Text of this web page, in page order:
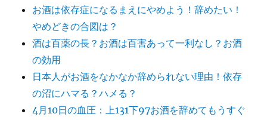
お酒は依存症になるまえにやめよう！辞めたい！
やめどきの合図は？
酒は百薬の長？お酒は百害あって一利なし？お酒
の効用
日本人がお酒をなかなか辞められない理由！依存
の沼にハマる？ハメる？
4月10日の血圧：上131下97お酒を辞めてもうすぐ